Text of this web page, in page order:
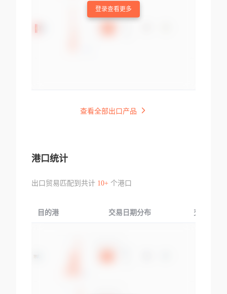
登录查看更多
查看全部出口产品
港口统计
出口贸易匹配到共计 10+个港口
目的港 交易日期分布 交易产品